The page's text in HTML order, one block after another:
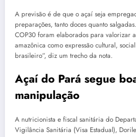
A previsão é de que o açaí seja
preparações, tanto doces quanto
COP30 foram elaborados para valorizar
amazônica como expressão cultural,
brasileiro”, diz um trecho da nota.
Açaí do Pará segue
manipulação
A nutricionista e fiscal sanitária do
Vigilância Sanitária (Visa Estadual),